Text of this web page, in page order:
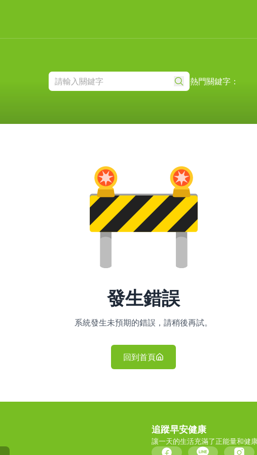
熱門關鍵字：
發生錯誤
系統發生未預期的錯誤，請稍後再試。
回到首頁
追蹤早安健康
讓一天的生活充滿了正能量和健